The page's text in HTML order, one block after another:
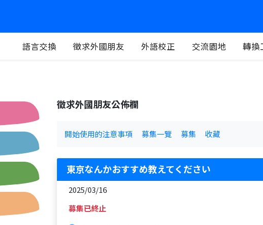
語言交換 徵求外國朋友 外語校正 交流園地 轉換
徵求外國朋友公佈欄
開始使用的注意事項 募集一覽 募集 收藏
東京なんかおすすめ教えてください
2025/03/16
募集已終止